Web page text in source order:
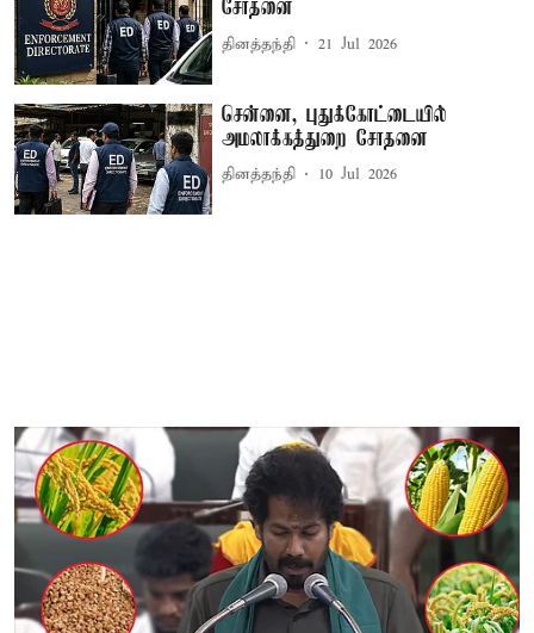
சோதனை
தினத்தந்தி 21 Jul 2026
சென்னை, புதுக்கோட்டையில்
அமலாக்கத்துறை சோதனை
தினத்தந்தி 10 Jul 2026